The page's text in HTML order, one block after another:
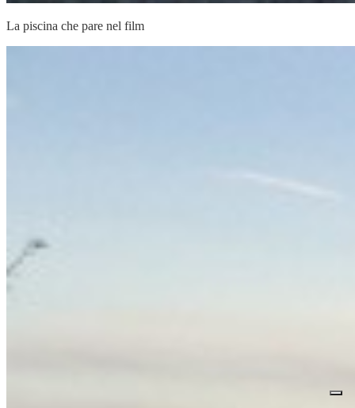
La piscina che pare nel film